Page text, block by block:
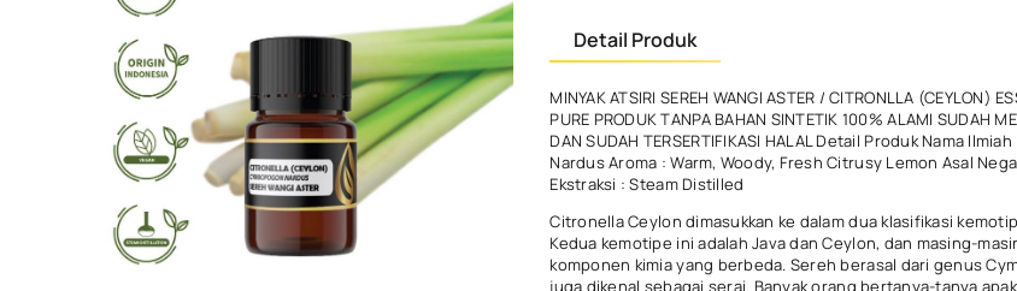
Detail Produk
MINYAK ATSIRI SEREH WANGI ASTER / CITRONLLA (CEYLON)
PURE PRODUK TANPA BAHAN SINTETIK 100% ALAMI SUDAH
DAN SUDAH TERSERTIFIKASI HALAL Detail Produk Nama
Nardus Aroma : Warm, Woody, Fresh Citrusy Lemon Asal
Ekstraksi : Steam Distilled
Citronella Ceylon dimasukkan ke dalam dua klasifikasi
Kedua kemotipe ini adalah Java dan Ceylon, dan masing-
komponen kimia yang berbeda. Sereh berasal dari genus
juga dikenal sebagai serai. Banyak orang bertanya-tanya